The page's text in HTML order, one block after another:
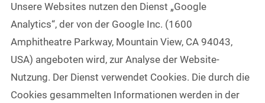
Unsere Websites nutzen den Dienst „Google
Analytics“, der von der Google Inc. (1600
Amphitheatre Parkway, Mountain View, CA 94043,
USA) angeboten wird, zur Analyse der Website-
Nutzung. Der Dienst verwendet Cookies. Die durch die
Cookies gesammelten Informationen werden in der